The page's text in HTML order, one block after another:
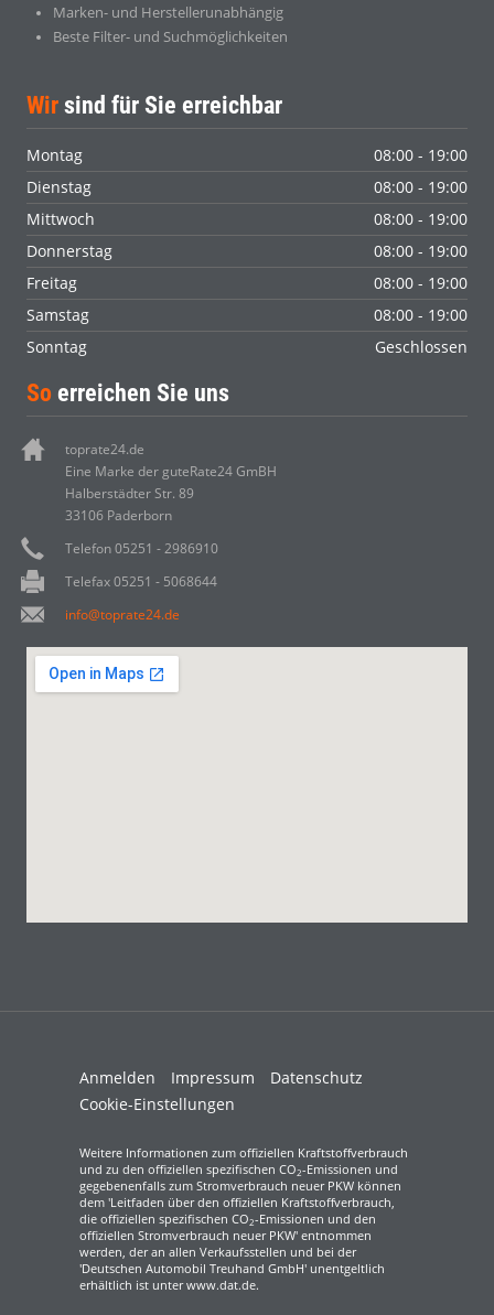
Marken- und Herstellerunabhängig
Beste Filter- und Suchmöglichkeiten
Wir sind für Sie erreichbar
Montag
08:00 - 19:00
Dienstag
08:00 - 19:00
Mittwoch
08:00 - 19:00
Donnerstag
08:00 - 19:00
Freitag
08:00 - 19:00
Samstag
08:00 - 19:00
Sonntag
Geschlossen
So erreichen Sie uns
toprate24.de
Eine Marke der guteRate24 GmBH
Halberstädter Str. 89
33106 Paderborn
Telefon 05251 - 2986910
Telefax 05251 - 5068644
info@toprate24.de
Anmelden Impressum
Datenschutz
Cookie-Einstellungen
Weitere Informationen zum offiziellen Kraftstoffverbrauch
und zu den offiziellen spezifischen CO2-Emissionen und
gegebenenfalls zum Stromverbrauch neuer PKW können
dem 'Leitfaden über den offiziellen Kraftstoffverbrauch,
die offiziellen spezifischen CO2-Emissionen und den
offiziellen Stromverbrauch neuer PKW' entnommen
werden, der an allen Verkaufsstellen und bei der
'Deutschen Automobil Treuhand GmbH' unentgeltlich
erhältlich ist unter www.dat.de.